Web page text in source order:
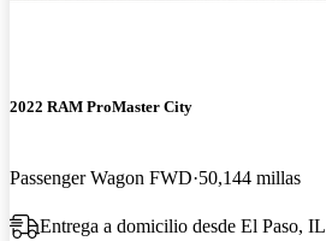
2022 RAM ProMaster City
Passenger Wagon FWD 50,144 millas
Entrega a domicilio desde El Paso, IL